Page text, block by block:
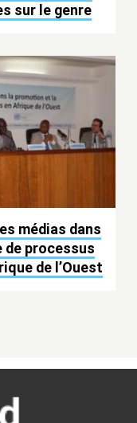
sur le genre
médias dans
de processus
de l’Ouest